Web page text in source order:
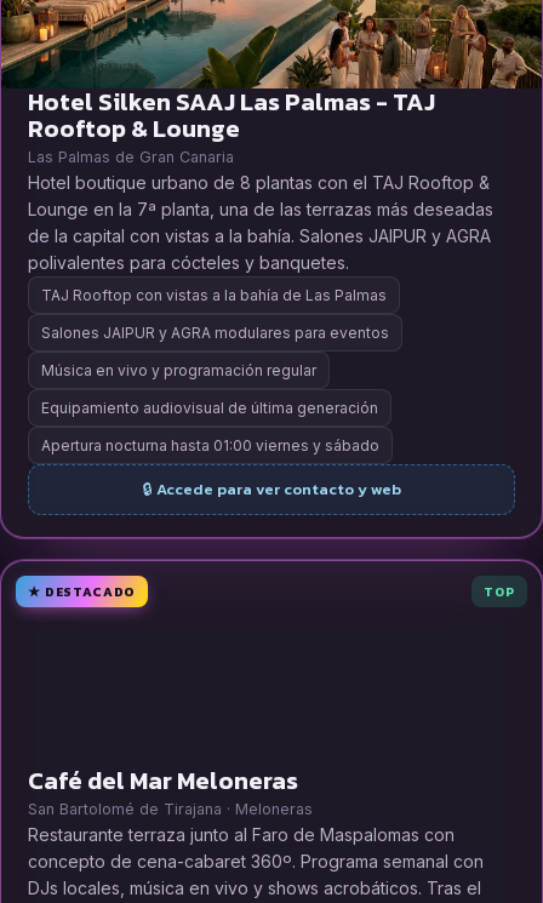
Hotel Silken SAAJ Las Palmas - TAJ
Rooftop & Lounge
Las Palmas de Gran Canaria
Hotel boutique urbano de 8 plantas con el TAJ Rooftop &
Lounge en la 7ª planta, una de las terrazas más deseadas
de la capital con vistas a la bahía. Salones JAIPUR y AGRA
polivalentes para cócteles y banquetes.
TAJ Rooftop con vistas a la bahía de Las Palmas
Salones JAIPUR y AGRA modulares para eventos
Música en vivo y programación regular
Equipamiento audiovisual de última generación
Apertura nocturna hasta 01:00 viernes y sábado
🔒 Accede para ver contacto y web
★ DESTACADO TOP
Café del Mar Meloneras
San Bartolomé de Tirajana · Meloneras
Restaurante terraza junto al Faro de Maspalomas con
concepto de cena-cabaret 360º. Programa semanal con
DJs locales, música en vivo y shows acrobáticos. Tras el